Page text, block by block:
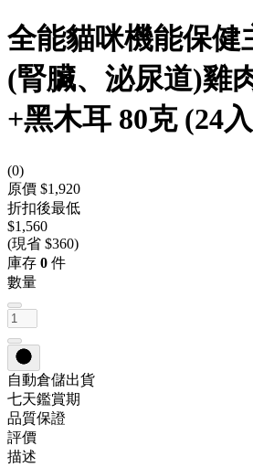
全能貓咪機能保健
(腎臟、泌尿道)雞
+黑木耳 80克 (24
(0)
原價 $1,920
折扣後最低
$1,560
(現省 $360)
庫存 0 件
數量
自動倉儲出貨
七天鑑賞期
品質保證
評價
描述